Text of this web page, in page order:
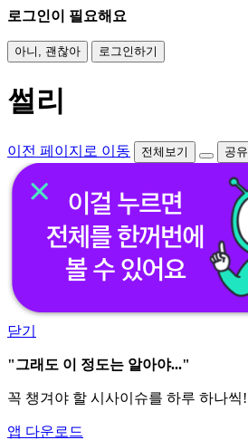
로그인이 필요해요
아니, 괜찮아 로그인하기
썰리
이전 페이지로 이동 전체보기 공유
닫기
"그래도 이 정도는 알아야..."
꼭 챙겨야 할 시사이슈를 하루 하나씩!
앱 다운로드